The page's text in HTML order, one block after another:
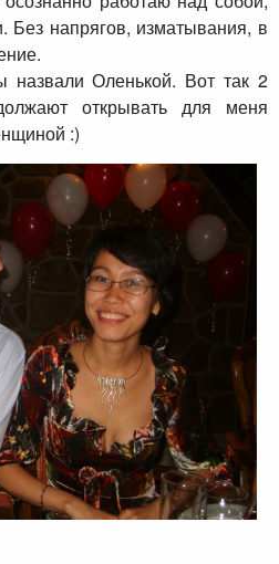
Без напрягов, изматывания, в
назвали Оленькой. Вот так 2
открывать для меня
:)